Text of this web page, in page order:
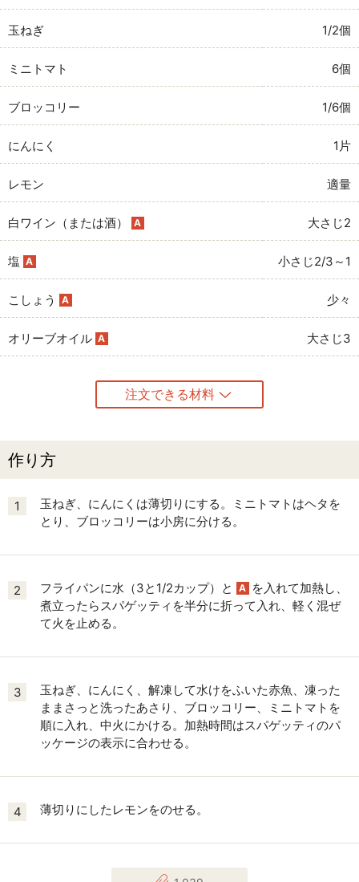
玉ねぎ 1/2個
ミニトマト 6個
ブロッコリー 1/6個
にんにく 1片
レモン 適量
白ワイン（または酒） A 大さじ2
塩 A 小さじ2/3～1
こしょう A 少々
オリーブオイル A 大さじ3
注文できる材料
作り方
1
玉ねぎ、にんにくは薄切りにする。ミニトマトはヘタを
とり、ブロッコリーは小房に分ける。
2 フライパンに水（3と1/2カップ）と A を入れて加熱し、
煮立ったらスパゲッティを半分に折って入れ、軽く混ぜ
て火を止める。
3
玉ねぎ、にんにく、解凍して水けをふいた赤魚、凍った
ままさっと洗ったあさり、ブロッコリー、ミニトマトを
順に入れ、中火にかける。加熱時間はスパゲッティのパ
ッケージの表示に合わせる。
4 薄切りにしたレモンをのせる。